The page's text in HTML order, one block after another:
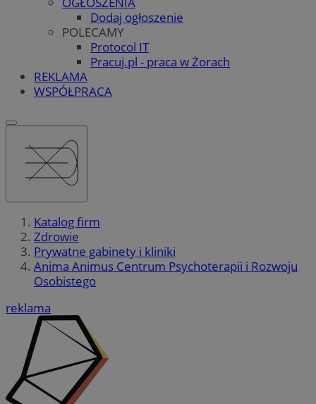
Dodaj ogłoszenie
POLECAMY
Protocol IT
Pracuj.pl - praca w Żorach
REKLAMA
WSPÓŁPRACA
Katalog firm
Zdrowie
Prywatne gabinety i kliniki
Anima Animus Centrum Psychoterapii i Rozwoju
Osobistego
reklama